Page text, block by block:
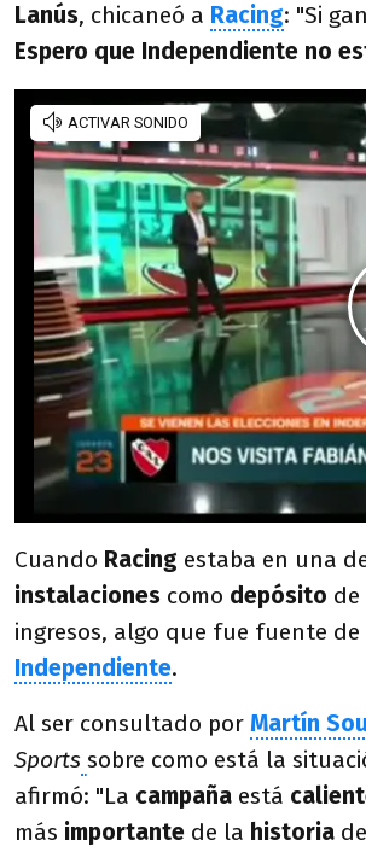
Lanús, chicaneó a Racing: "Si
Espero que Independiente no
Cuando Racing estaba en una
instalaciones como depósito de
ingresos, algo que fue fuente de
Independiente.
Al ser consultado por Martín
Sports sobre como está la
afirmó: "La campaña está
más importante de la historia de